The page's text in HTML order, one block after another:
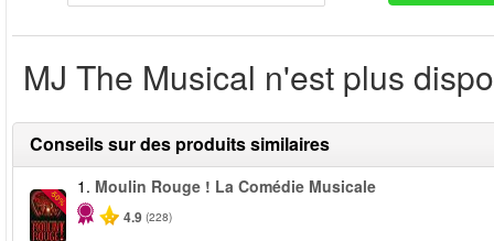
MJ The Musical n'est plus
Conseils sur des produits similaires
-50%
1. Moulin Rouge ! La Comédie Musicale
4.9 (228)